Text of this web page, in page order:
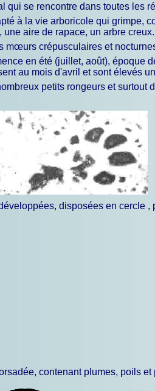
qui se rencontre dans toutes les
à la vie arboricole qui grimpe,
aire de rapace, un arbre creux.
mœurs crépusculaires et
en été (juillet, août), époque
au mois d'avril et sont élevés
petits rongeurs et
disposées en cercle ,
contenant plumes, poils et